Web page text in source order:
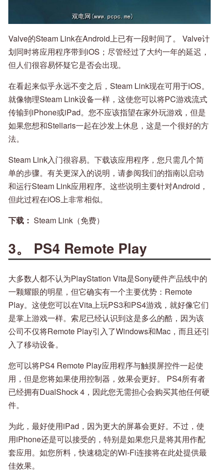
Valve的Steam Link在Android上已有一段时间了。 Valve计
划同时将应用程序带到iOS；尽管经过了大约一年的延迟，
但人们很容易怀疑它是否会出现。
在看起来似乎永远不变之后，Steam Link现在可用于iOS。
就像物理Steam Link设备一样，这使您可以将PC游戏流式
传输到iPhone或iPad。您不应该指望在家外玩游戏，但是
如果您想和Stellaris一起在沙发上休息，这是一个很好的方
法。
Steam Link入门很容易。下载该应用程序，您只需几个简
单的步骤。有关更深入的说明，请参阅我们的指南以启动
和运行Steam Link应用程序。这些说明主要针对Android，
但此过程在iOS上非常相似。
下载： Steam Link（免费）
3。 PS4 Remote Play
大多数人都不认为PlayStation Vita是Sony硬件产品线中的
一颗耀眼的明星，但它确实有一个主要优势：Remote
Play。这使您可以在Vita上玩PS3和PS4游戏，就好像它们
是掌上游戏一样。索尼已经认识到这是多么的酷，因为该
公司不仅将Remote Play引入了Windows和Mac，而且还引
入了移动设备。
您可以将PS4 Remote Play应用程序与触摸屏控件一起使
用，但是您将如果使用控制器，效果会更好。 PS4所有者
已经拥有DualShock 4，因此您无需担心会购买其他任何硬
件。
为此，最好使用iPad，因为更大的屏幕会更好。不过，使
用iPhone还是可以接受的，特别是如果您只是将其用作配
套应用。如您所料，快速稳定的Wi-Fi连接将在此处提供最
佳效果。